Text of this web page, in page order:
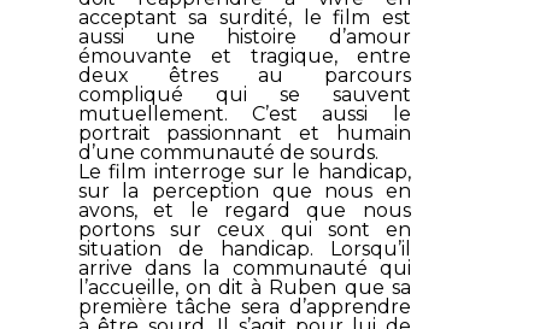
acceptant sa surdité, le film est
aussi une histoire d’amour
émouvante et tragique, entre
deux êtres au parcours
compliqué qui se sauvent
mutuellement. C’est aussi le
portrait passionnant et humain
d’une communauté de sourds.
Le film interroge sur le handicap,
sur la perception que nous en
avons, et le regard que nous
portons sur ceux qui sont en
situation de handicap. Lorsqu’il
arrive dans la communauté qui
l’accueille, on dit à Ruben que sa
première tâche sera d’apprendre